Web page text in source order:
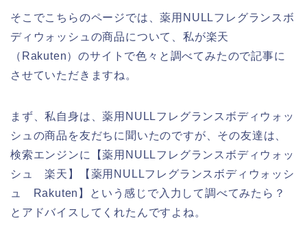
そこでこちらのページでは、薬用NULLフレグランスボ
ディウォッシュの商品について、私が楽天
（Rakuten）のサイトで色々と調べてみたので記事に
させていただきますね。
まず、私自身は、薬用NULLフレグランスボディウォッ
シュの商品を友だちに聞いたのですが、その友達は、
検索エンジンに【薬用NULLフレグランスボディウォッ
シュ 楽天】【薬用NULLフレグランスボディウォッシ
ュ Rakuten】という感じで入力して調べてみたら？
とアドバイスしてくれたんですよね。